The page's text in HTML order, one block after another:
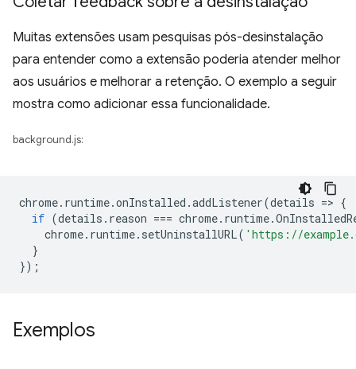
Muitas extensões usam pesquisas pós-desinstalação
para entender como a extensão poderia atender melhor
aos usuários e melhorar a retenção. O exemplo a seguir
mostra como adicionar essa funcionalidade.
background.js:
chrome. runtime.onInstalled .addListener(details => {
if (details . reason === chrome. runtime.
chrome. runtime. setUninstallURL( 'https://
}
});
Exemplos